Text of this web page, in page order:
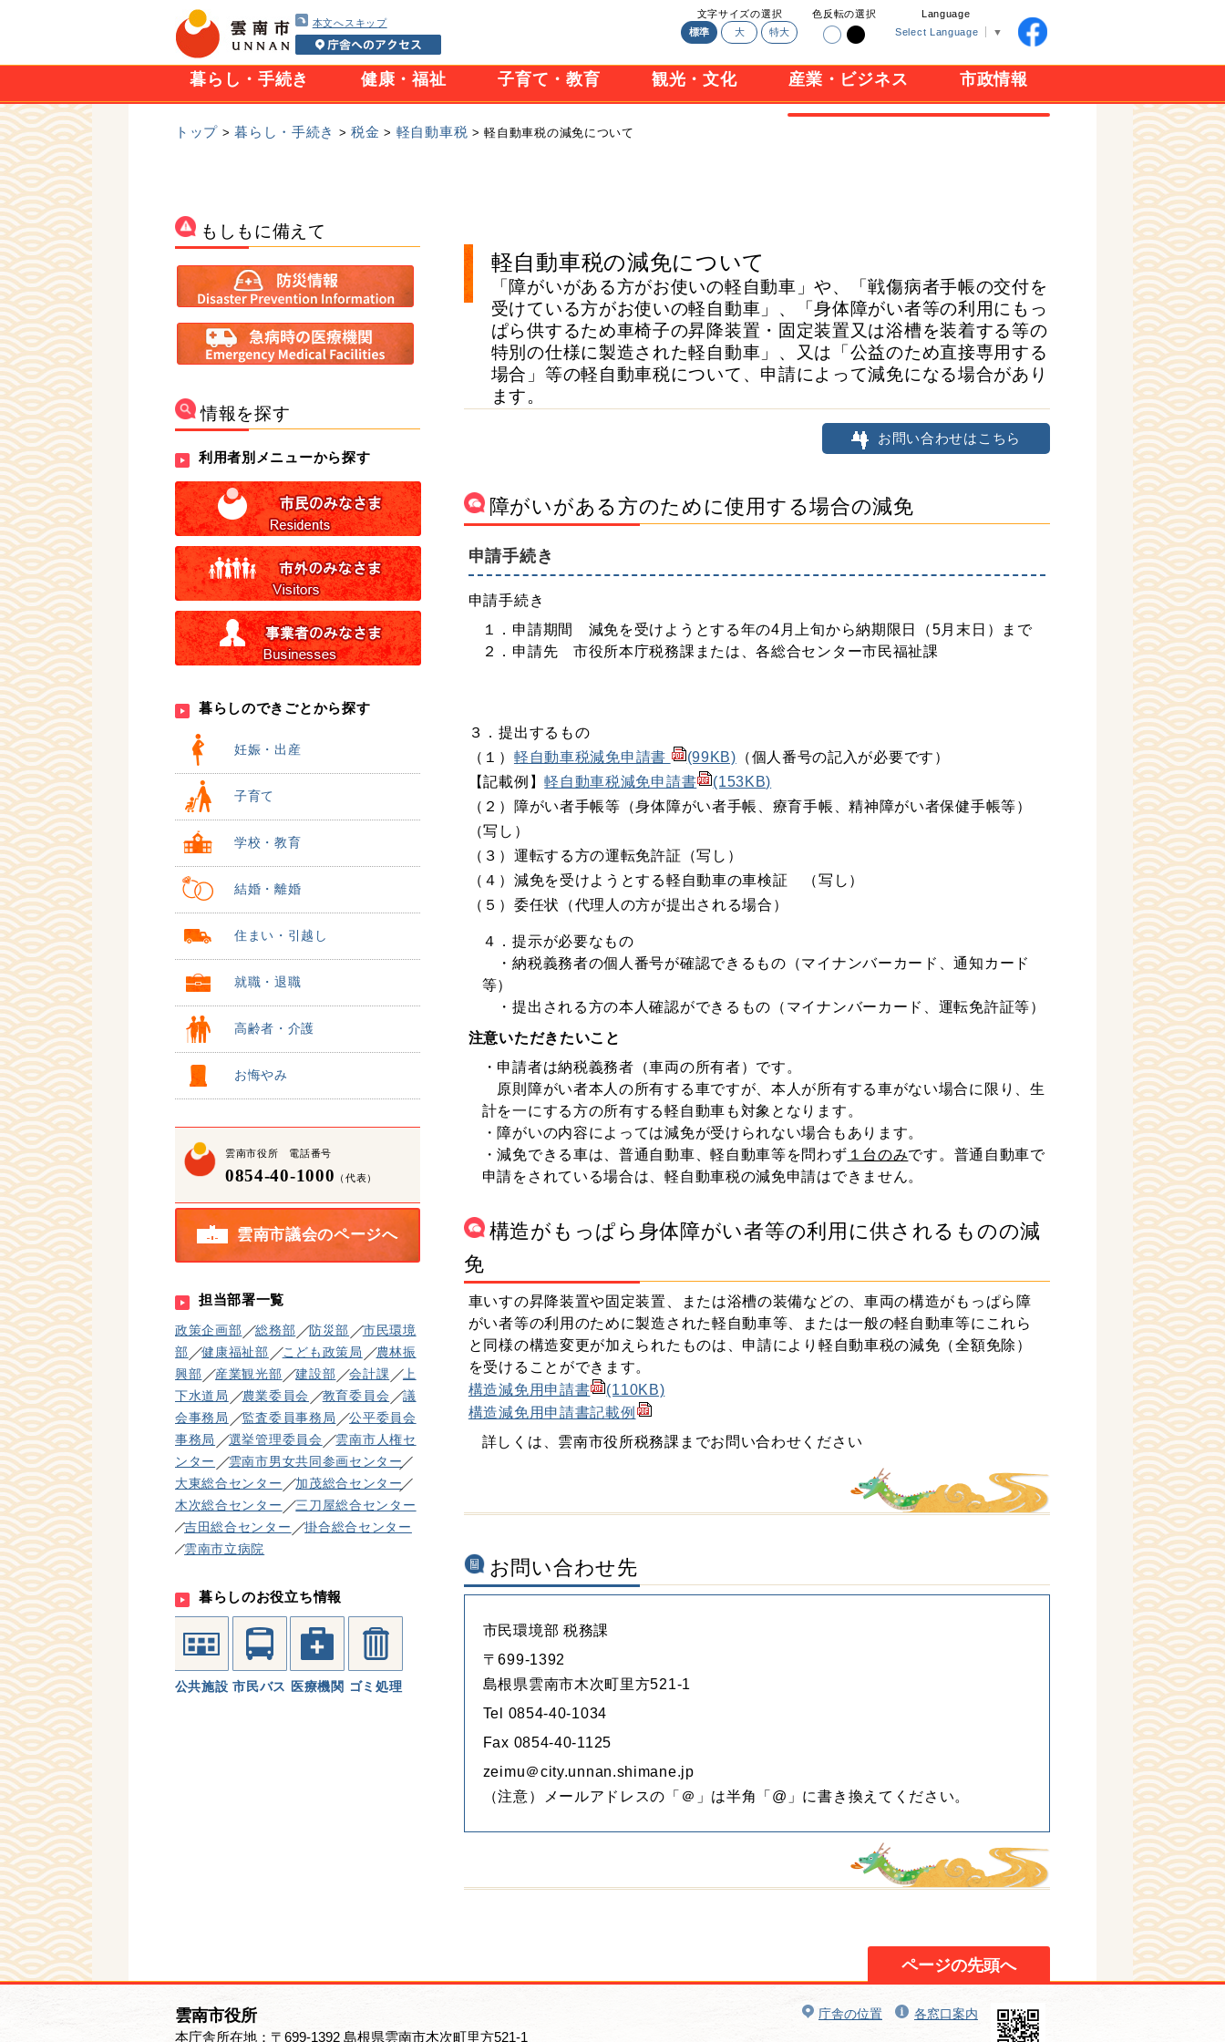
本文へスキップ
文字サイズの選択
標準
大 特大
色反転の選択
Language
Select Language
▼
暮らし・手続き 健康・福祉 子育て・教育 観光・文化 産業・ビジネス 市政情報
トップ >暮らし・手続き >税金 > 軽自動車税 > 軽自動車税の減免について
もしもに備えて
情報を探す
利用者別メニューから探す
暮らしのできごとから探す
妊娠・出産
子育て
学校・教育
結婚・離婚
住まい・引越し
就職・退職
高齢者・介護
お悔やみ
雲南市役所 電話番号
0854-40-1000 （代表）
雲南市議会のページへ
担当部署一覧
政策企画部 総務部 防災部
市民環境
部
健康福祉部 こども政策局
農林振
興部
産業観光部 建設部 会計課
上
下水道局
農業委員会 教育委員会
議
会事務局
監査委員事務局
公平委員会
事務局
選挙管理委員会
雲南市人権セ
ンター
雲南市男女共同参画センター
大東総合センター
加茂総合センター
木次総合センター
三刀屋総合センター
吉田総合センター
掛合総合センター
雲南市立病院
暮らしのお役立ち情報
公共施設 市民バス 医療機関 ゴミ処理
軽自動車税の減免について
「障がいがある方がお使いの軽自動車」や、「戦傷病者手帳の交付を
受けている方がお使いの軽自動車」、「身体障がい者等の利用にもっ
ぱら供するため車椅子の昇降装置・固定装置又は浴槽を装着する等の
特別の仕様に製造された軽自動車」、又は「公益のため直接専用する
場合」等の軽自動車税について、申請によって減免になる場合があり
ます。
お問い合わせはこちら
障がいがある方のために使用する場合の減免
申請手続き
申請手続き
１．申請期間 減免を受けようとする年の4月上旬から納期限日（5月末日）まで
２．申請先 市役所本庁税務課または、各総合センター市民福祉課
３．提出するもの
（１） 軽自動車税減免申請書 (99KB) （個人番号の記入が必要です）
【記載例】軽自動車税減免申請書
(153KB)
（２）障がい者手帳等（身体障がい者手帳、療育手帳、精神障がい者保健手帳等）
（写し）
（３）運転する方の運転免許証（写し）
（４）減免を受けようとする軽自動車の車検証 （写し）
（５）委任状（代理人の方が提出される場合）
４．提示が必要なもの
・納税義務者の個人番号が確認できるもの（マイナンバーカード、通知カード
等）
・提出される方の本人確認ができるもの（マイナンバーカード、運転免許証等）
注意いただきたいこと
・申請者は納税義務者（車両の所有者）です。
原則障がい者本人の所有する車ですが、本人が所有する車がない場合に限り、生
計を一にする方の所有する軽自動車も対象となります。
・障がいの内容によっては減免が受けられない場合もあります。
・減免できる車は、普通自動車、軽自動車等を問わず １台のみです。普通自動車で
申請をされている場合は、軽自動車税の減免申請はできません。
構造がもっぱら身体障がい者等の利用に供されるものの減
免
車いすの昇降装置や固定装置、または浴槽の装備などの、車両の構造がもっぱら障
がい者等の利用のために製造された軽自動車等、または一般の軽自動車等にこれら
と同様の構造変更が加えられたものは、申請により軽自動車税の減免（全額免除）
を受けることができます。
構造減免用申請書
(110KB)
構造減免用申請書記載例
詳しくは、雲南市役所税務課までお問い合わせください
お問い合わせ先
市民環境部 税務課
〒699-1392
島根県雲南市木次町里方521-1
Tel 0854-40-1034
Fax 0854-40-1125
zeimu＠city.unnan.shimane.jp
（注意）メールアドレスの「＠」は半角「@」に書き換えてください。
ページの先頭へ
庁舎の位置 各窓口案内
雲南市役所
本庁舎所在地：〒699-1392 島根県雲南市木次町里方521-1